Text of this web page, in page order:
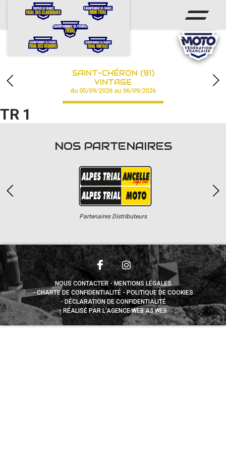
ACCUEIL
CALENDRIER
CHAMPIONNAT
RÉSULTATS
PHOTOS / VIDÉOS
PARTENAIRES
SAINT-CHÉRON (91)
VINTAGE
du 05/09/2026 au 06/09/2026
TR 1
NOS PARTENAIRES
Partenaires Distributeurs
NOUS CONTACTER
MENTIONS LÉGALES
CHARTE DE CONFIDENTIALITÉ
POLITIQUE DE COOKIES
DÉCLARATION DE CONFIDENTIALITÉ
RÉALISÉ PAR L’AGENCE WEB A3 WEB